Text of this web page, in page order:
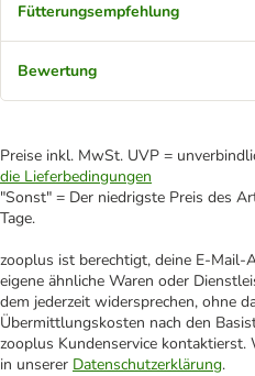
Fütterungsempfehlung
Bewertung
Preise inkl. MwSt. UVP =
die Lieferbedingungen
"Sonst" = Der niedrigste Preis des
Tage.
zooplus ist berechtigt, deine E-
eigene ähnliche Waren oder
dem jederzeit widersprechen, ohne
Übermittlungskosten nach den
zooplus Kundenservice
in unserer Datenschutzerklärung.